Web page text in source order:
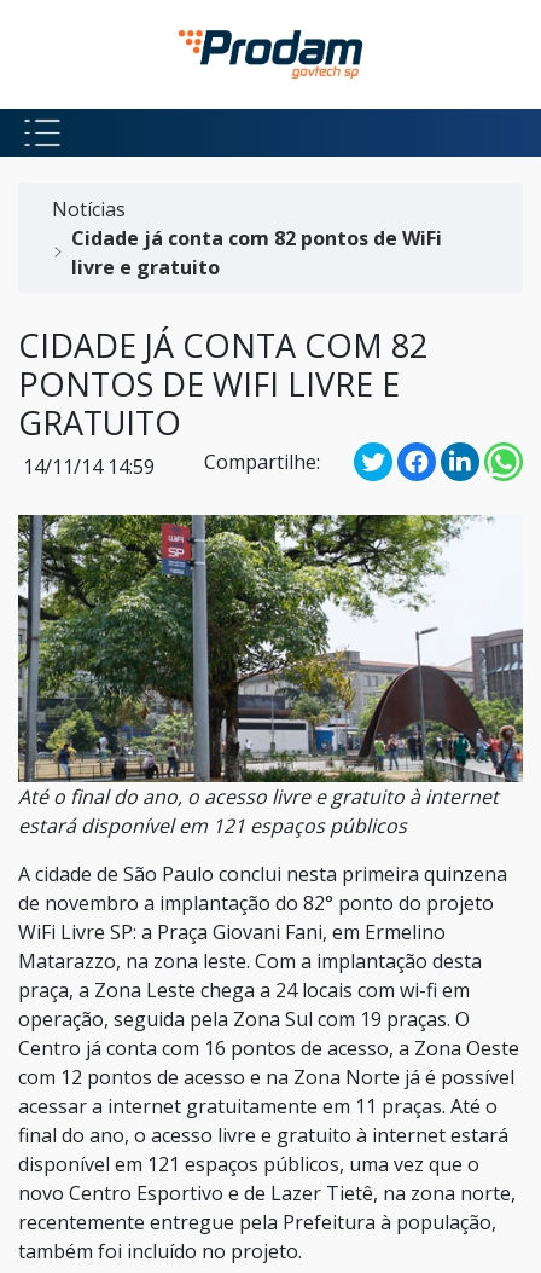
Pular para o Conteúdo principal
Notícias
Cidade já conta com 82 pontos de WiFi
livre e gratuito
CIDADE JÁ CONTA COM 82
PONTOS DE WIFI LIVRE E
GRATUITO
14/11/14 14:59 Compartilhe:
Até o final do ano, o acesso livre e gratuito à internet
estará disponível em 121 espaços públicos
A cidade de São Paulo conclui nesta primeira quinzena
de novembro a implantação do 82° ponto do projeto
WiFi Livre SP: a Praça Giovani Fani, em Ermelino
Matarazzo, na zona leste. Com a implantação desta
praça, a Zona Leste chega a 24 locais com wi-fi em
operação, seguida pela Zona Sul com 19 praças. O
Centro já conta com 16 pontos de acesso, a Zona Oeste
com 12 pontos de acesso e na Zona Norte já é possível
acessar a internet gratuitamente em 11 praças. Até o
final do ano, o acesso livre e gratuito à internet estará
disponível em 121 espaços públicos, uma vez que o
novo Centro Esportivo e de Lazer Tietê, na zona norte,
recentemente entregue pela Prefeitura à população,
também foi incluído no projeto.